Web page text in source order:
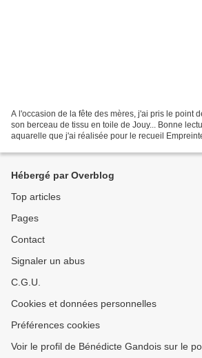
A l'occasion de la fête des mères, j'ai pris le point
son berceau de tissu en toile de Jouy... Bonne
aquarelle que j'ai réalisée pour le recueil
Hébergé par Overblog
Top articles
Pages
Contact
Signaler un abus
C.G.U.
Cookies et données personnelles
Préférences cookies
Voir le profil de Bénédicte Gandois sur le